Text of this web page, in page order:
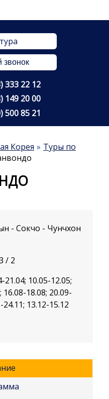
звонок
333 22 12
149 20 00
500 85 21
Корея
Туры по
- Сокчо - Чунчхон
/ 2
21.04; 10.05-12.05;
16.08-18.08; 20.09-
24.11; 13.12-15.12